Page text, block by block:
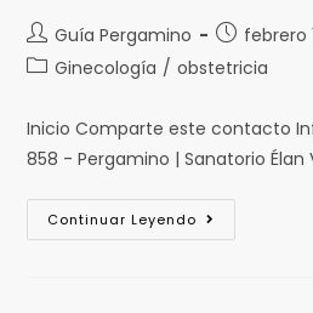
Guía Pergamino
febrero
Ginecología / obstetricia
Inicio Comparte este contacto
858 - Pergamino | Sanatorio Élan
Continuar Leyendo